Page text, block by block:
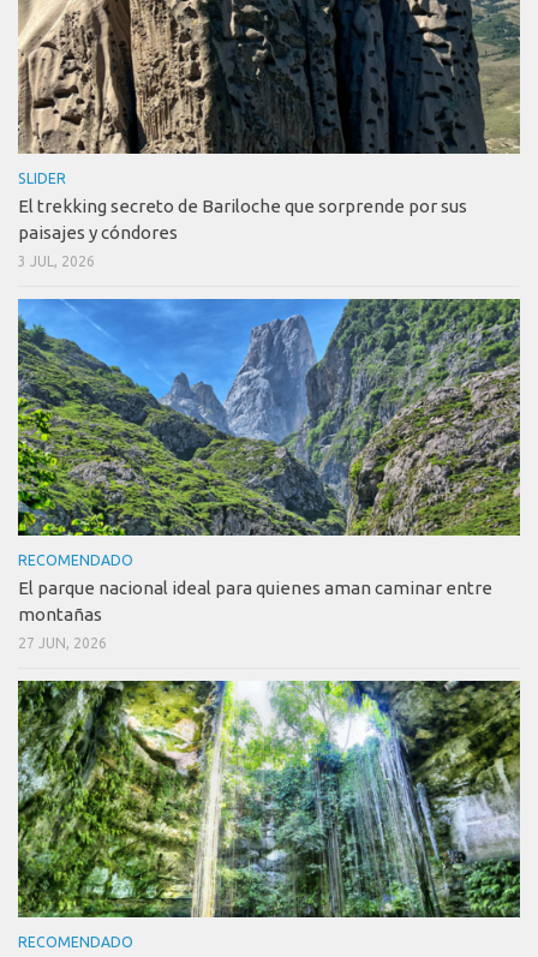
SLIDER
El trekking secreto de Bariloche que sorprende por sus
paisajes y cóndores
3 JUL, 2026
RECOMENDADO
El parque nacional ideal para quienes aman caminar entre
montañas
27 JUN, 2026
RECOMENDADO